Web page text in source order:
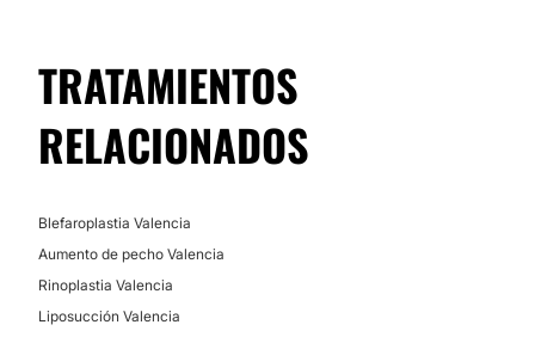
TRATAMIENTOS
RELACIONADOS
Blefaroplastia Valencia
Aumento de pecho Valencia
Rinoplastia Valencia
Liposucción Valencia